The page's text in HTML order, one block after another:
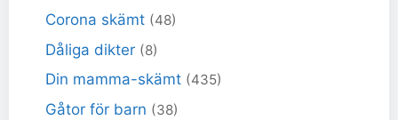
Corona skämt (48)
Dåliga dikter (8)
Din mamma-skämt (435)
Gåtor för barn (38)